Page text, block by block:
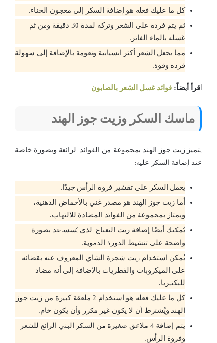
كل ما عليك فعله هو إضافة السكر إلى معجون الحناء.
ثم يتم فرده على الشعر وتركه لمدة 30 دقيقة ومن ثم
غسله بالماء الفاتر.
مما يجعل الشعر أكثر انسيابية ونعومة بالإضافة إلى سهولة
فرده وقوة.
اقرأ أيضاً: فوائد غسل الشعر بالصابون
ماسك السكر وزيت جوز الهند
يتميز زيت جوز الهند بمجموعة من الفوائد الرائعة وبصورة خاصة
عند إضافة السكر عليه:
يعمل السكر على تقشير فروة الرأس جيدًا.
أما زيت جوز الهند هو مصدر غني بالأحماض الدهنية،
ويمتاز بمجموعة من الفوائد المضادة للالتهاب.
يُمكنك أيضًا إضافة زيت النعناع الذي يُسساعد بصورة
واضحة على تنشيط الدورة الدموية.
يُمكن استخدام زيت شجرة الشاي المعروف عنه بقضائه
على الميكروبات والفطريات بالإضافة إلى أنه مضاد
للبكتيريا.
كل ما عليك فعله هو استخدام 2 ملعقة كبيرة من زيت جوز
الهند ويُشترط أن لا يكون غير مكرر وأن يكون خام.
يتم إضافة 4 ملاعق صغيرة من السكر البني الرائع للشعر
وفروة الرأس.